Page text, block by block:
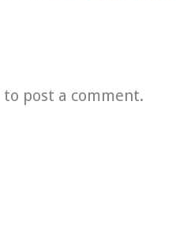
to post a comment.